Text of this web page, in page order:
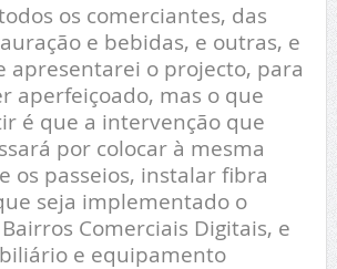
os comerciantes, das
e bebidas, e outras, e
apresentarei o projecto, para
aperfeiçoado, mas o que
é que a intervenção que
por colocar à mesma
os passeios, instalar fibra
seja implementado o
Comerciais Digitais, e
e equipamento